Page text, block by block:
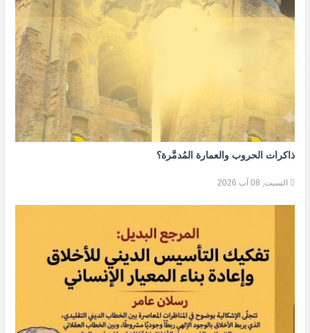
ذاكرات الحروب والعمارة المُدمَّرة؟
السبت, 08 آب 2026